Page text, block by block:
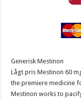
Generisk Mestinon
Lågt pris Mestinon 60
the premiere medicine
Mestinon works to